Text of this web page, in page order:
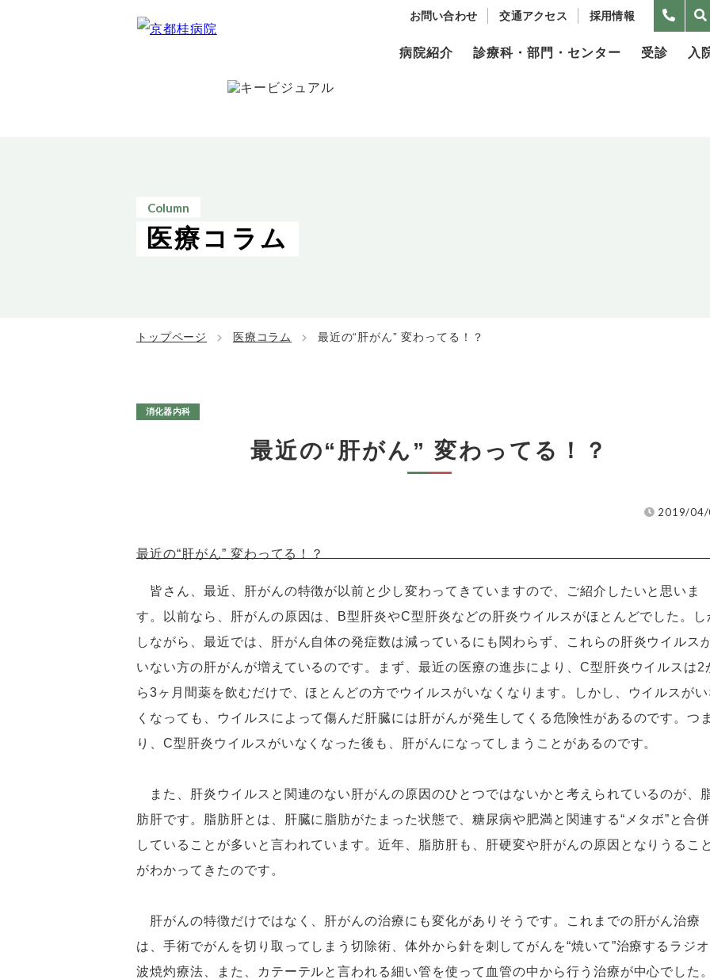
お問い合わせ 交通アクセス 採用情報
病院紹介 診療科・部門・センター 受診 入
Column
医療コラム
トップページ 医療コラム 最近の“肝がん” 変わってる！？
消化器内科
最近の“肝がん” 変わってる！？
2019/
最近の“肝がん” 変わってる！？
皆さん、最近、肝がんの特徴が以前と少し変わってきていますので、ご紹介したいと思いま
す。以前なら、肝がんの原因は、B型肝炎やC型肝炎などの肝炎ウイルスがほとんどでした。し
しながら、最近では、肝がん自体の発症数は減っているにも関わらず、これらの肝炎ウイルス
いない方の肝がんが増えているのです。まず、最近の医療の進歩により、C型肝炎ウイルスは2
ら3ヶ月間薬を飲むだけで、ほとんどの方でウイルスがいなくなります。しかし、ウイルスが
くなっても、ウイルスによって傷んだ肝臓には肝がんが発生してくる危険性があるのです。つ
り、C型肝炎ウイルスがいなくなった後も、肝がんになってしまうことがあるのです。
また、肝炎ウイルスと関連のない肝がんの原因のひとつではないかと考えられているのが、
肪肝です。脂肪肝とは、肝臓に脂肪がたまった状態で、糖尿病や肥満と関連する“メタボ”と合併
していることが多いと言われています。近年、脂肪肝も、肝硬変や肝がんの原因となりうるこ
がわかってきたのです。
肝がんの特徴だけではなく、肝がんの治療にも変化がありそうです。これまでの肝がん治療
は、手術でがんを切り取ってしまう切除術、体外から針を刺してがんを“焼いて”治療するラジオ
波焼灼療法、また、カテーテルと言われる細い管を使って血管の中から行う治療が中心でした